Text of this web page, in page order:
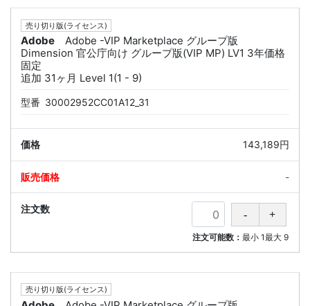
売り切り版(ライセンス)
Adobe
Adobe -VIP Marketplace グループ版
Dimension 官公庁向け グループ版(VIP MP) LV1 3年価格
固定
追加 31ヶ月 Level 1(1 - 9)
型番 30002952CC01A12_31
143,189円
-
注文可能数：最小 1最大 9
売り切り版(ライセンス)